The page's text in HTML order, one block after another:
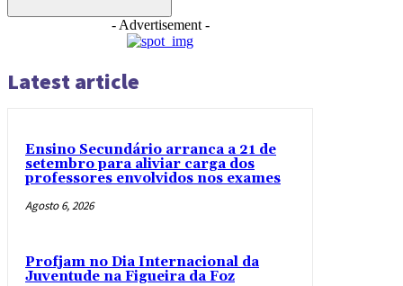
- Advertisement -
Latest article
Ensino Secundário arranca a 21 de
setembro para aliviar carga dos
professores envolvidos nos exames
Agosto 6, 2026
Profjam no Dia Internacional da
Juventude na Figueira da Foz